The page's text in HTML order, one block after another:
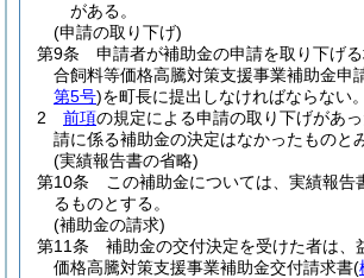
がある。
(申請の取り下げ)
第9条
申請者が補助金の申請を取り下げ
合飼料等価格高騰対策支援事業補助金申
第5号)を町長に提出しなければならない。
2
前項の規定による申請の取り下げがあ
請に係る補助金の決定はなかったものと
(実績報告書の省略)
第10条
この補助金については、実績報告
るものとする。
(補助金の請求)
第11条
補助金の交付決定を受けた者は、
価格高騰対策支援事業補助金交付請求書(